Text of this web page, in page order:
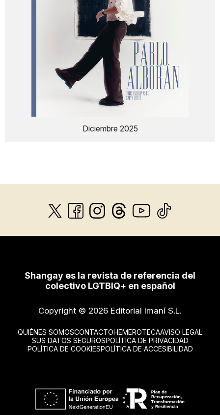
Diciembre 2025
Shangay es la revista de referencia del
colectivo LGTBIQ+ en español
Copyright © 2026 Editorial Imaní S.L.
QUIÉNES SOMOSCONTACTOHEMEROTECAAVISO LEGAL
SUS DATOS SEGUROSPOLÍTICA DE PRIVACIDAD
POLÍTICA DE COOKIESPOLÍTICA DE ACCESIBILIDAD